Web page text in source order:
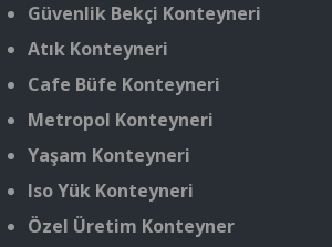
Güvenlik Bekçi Konteyneri
Atık Konteyneri
Cafe Büfe Konteyneri
Metropol Konteyneri
Yaşam Konteyneri
Iso Yük Konteyneri
Özel Üretim Konteyner